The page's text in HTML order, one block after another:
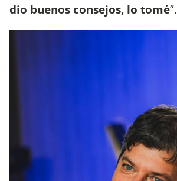
dio buenos consejos, lo tomé”.